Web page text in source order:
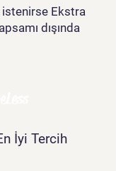
istenirse Ekstra
dışında
İyi Tercih